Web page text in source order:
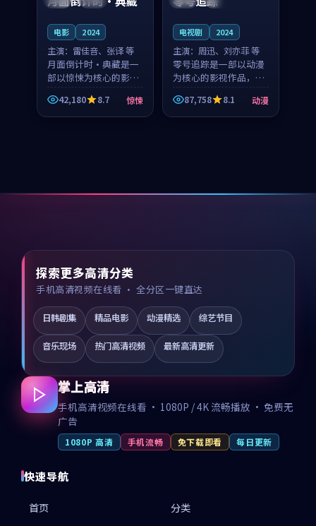
电影 2024
主演： 雷佳音、张译 等
月面倒计时·典藏是一
部以惊悚为核心的影视
作品，围绕危机、反转
与人物成长展开，整体
节奏紧凑，值得推荐观
42,180 8.7 惊悚
电视剧 2024
主演： 周迅、刘亦菲 等
零号追踪是一部以动漫
为核心的影视作品，围
绕危机、反转与人物成
长展开，整体节奏紧
凑，值得推荐观看。
87,758 8.1 动漫
探索更多高清分类
手机高清视频在线看 · 全分区一键直达
日韩剧集 精品电影 动漫精选 综艺节目
音乐现场 热门高清视频 最新高清更新
掌上高清
手机高清视频在线看 · 1080P / 4K 流畅播放 · 免费无
广告
1080P 高清 手机流畅 免下载即看 每日更新
快速导航
首页 分类